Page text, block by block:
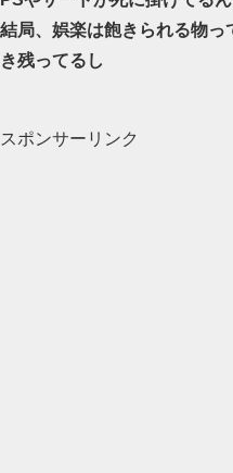
結局、娯楽は飽きられる物っ
き残ってるし
スポンサーリンク